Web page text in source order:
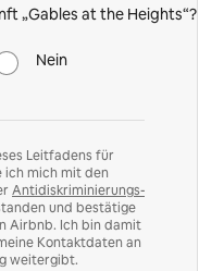
„Gables at the Heights“?
Nein
Leitfadens für
ich mich mit den
Antidiskriminierungs-
und bestätige
Airbnb. Ich bin damit
Kontaktdaten an
weitergibt.